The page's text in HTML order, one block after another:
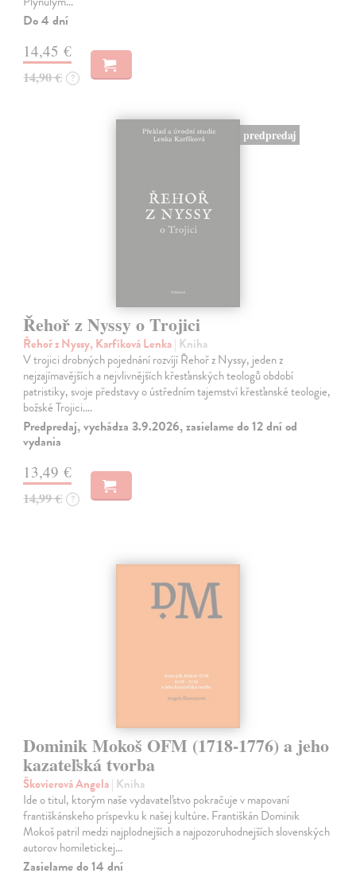
Do 4 dní
14,45 €
14,90 € ?
predpredaj
Řehoř z Nyssy o Trojici
Řehoř z Nyssy, Karfíková Lenka| Kniha
V trojici drobných pojednání rozvíjí Řehoř z Nyssy, jeden z
nejzajímavějších a nejvlivnějších křesťanských teologů období
patristiky, svoje představy o ústředním tajemství křesťanské teologie,
božské Trojici.…
Predpredaj, vychádza 3.9.2026, zasielame do 12 dní od
vydania
13,49 €
14,99 € ?
Dominik Mokoš OFM (1718-1776) a jeho
kazateľská tvorba
Škovierová Angela| Kniha
Ide o titul, ktorým naše vydavateľstvo pokračuje v mapovaní
františkánskeho príspevku k našej kultúre. Františkán Dominik
Mokoš patril medzi najplodnejších a najpozoruhodnejších slovenských
autorov homiletickej…
Zasielame do 14 dní